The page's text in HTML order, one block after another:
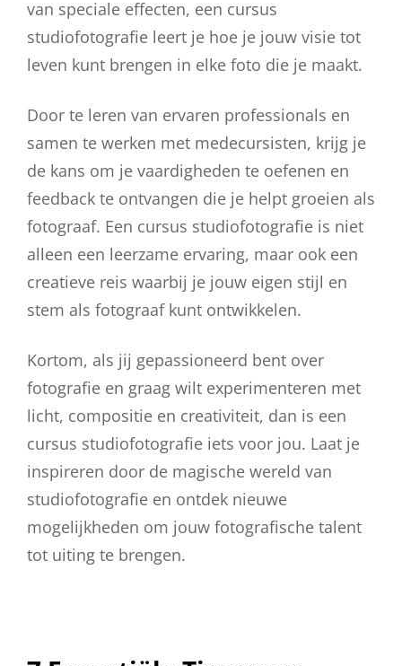
van speciale effecten, een cursus
studiofotografie leert je hoe je jouw visie tot
leven kunt brengen in elke foto die je maakt.
Door te leren van ervaren professionals en
samen te werken met medecursisten, krijg je
de kans om je vaardigheden te oefenen en
feedback te ontvangen die je helpt groeien als
fotograaf. Een cursus studiofotografie is niet
alleen een leerzame ervaring, maar ook een
creatieve reis waarbij je jouw eigen stijl en
stem als fotograaf kunt ontwikkelen.
Kortom, als jij gepassioneerd bent over
fotografie en graag wilt experimenteren met
licht, compositie en creativiteit, dan is een
cursus studiofotografie iets voor jou. Laat je
inspireren door de magische wereld van
studiofotografie en ontdek nieuwe
mogelijkheden om jouw fotografische talent
tot uiting te brengen.